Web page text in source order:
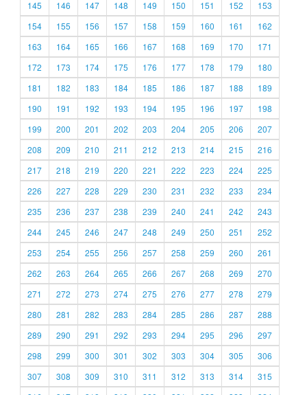
145
146 147 148 149 150 151 152
153
154
155 156 157 158 159 160 161
162
163
164 165 166 167 168 169 170
171
172
173 174 175 176 177 178 179
180
181
182 183 184 185 186 187 188
189
190
191 192 193 194 195 196 197
198
199
200 201 202 203 204 205 206
207
208
209 210 211 212 213 214 215
216
217
218 219 220 221 222 223 224
225
226
227 228 229 230 231 232 233
234
235
236 237 238 239 240 241 242
243
244
245 246 247 248 249 250 251
252
253
254 255 256 257 258 259 260
261
262
263 264 265 266 267 268 269
270
271
272 273 274 275 276 277 278
279
280
281 282 283 284 285 286 287
288
289
290 291 292 293 294 295 296
297
298
299 300 301 302 303 304 305
306
307
308 309 310 311 312 313 314
315